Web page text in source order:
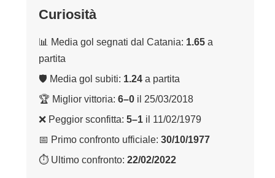
Curiosità
📊 Media gol segnati dal Catania: 1.65 a
partita
🛡 Media gol subiti: 1.24 a partita
🏆 Miglior vittoria: 6–0 il 25/03/2018
❌ Peggior sconfitta: 5–1 il 11/02/1979
📅 Primo confronto ufficiale: 30/10/1977
⏱ Ultimo confronto: 22/02/2022